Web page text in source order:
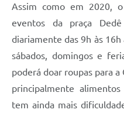
Assim como em 2020,
eventos da praça
diariamente das 9h às
sábados, domingos e
poderá doar roupas para a
principalmente
tem ainda mais